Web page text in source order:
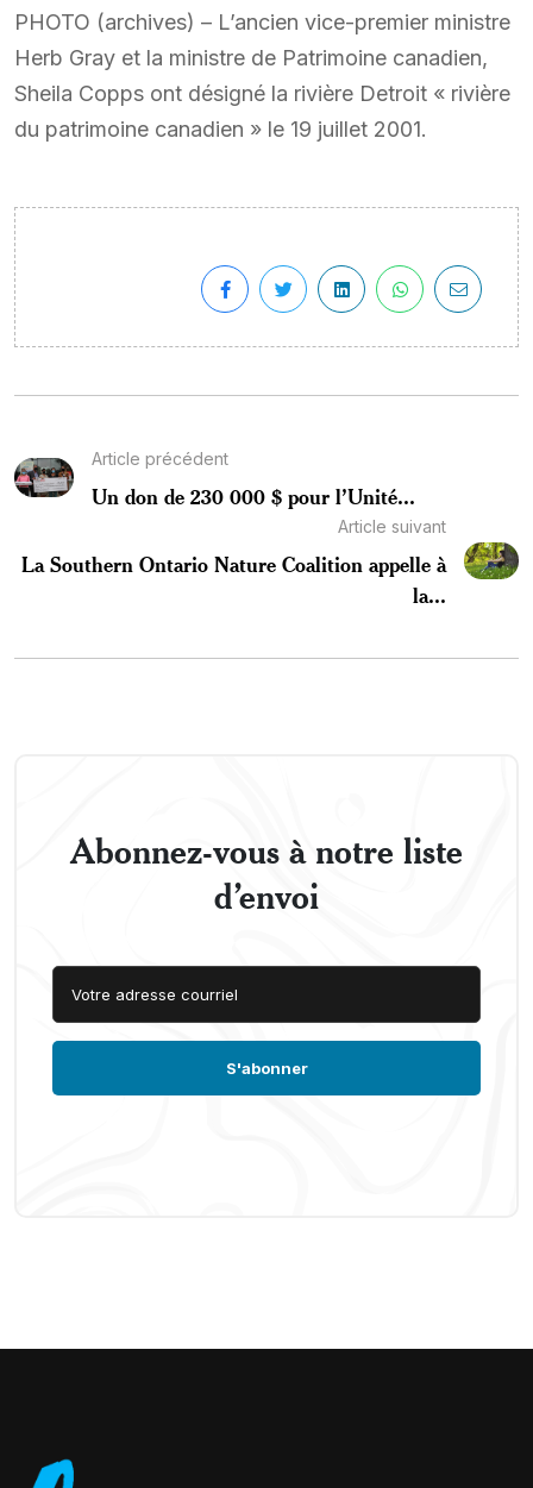
PHOTO (archives) – L’ancien vice-premier ministre
Herb Gray et la ministre de Patrimoine canadien,
Sheila Copps ont désigné la rivière Detroit « rivière
du patrimoine canadien » le 19 juillet 2001.
Article précédent
Un don de 230 000 $ pour l’Unité...
Article suivant
La Southern Ontario Nature Coalition appelle à
la...
Abonnez-vous à notre liste
d’envoi